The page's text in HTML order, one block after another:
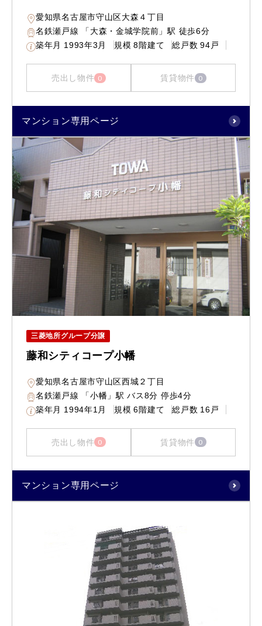
愛知県名古屋市守山区大森４丁目
名鉄瀬戸線 「大森・金城学院前」駅 徒歩6分
築年月 1993年3月 規模 8階建て 総戸数 94戸
売出し物件 0 賃貸物件 0
マンション専用ページ
三菱地所グループ分譲
藤和シティコープ小幡
愛知県名古屋市守山区西城２丁目
名鉄瀬戸線 「小幡」駅 バス8分 停歩4分
築年月 1994年1月 規模 6階建て 総戸数 16戸
売出し物件 0 賃貸物件 0
マンション専用ページ